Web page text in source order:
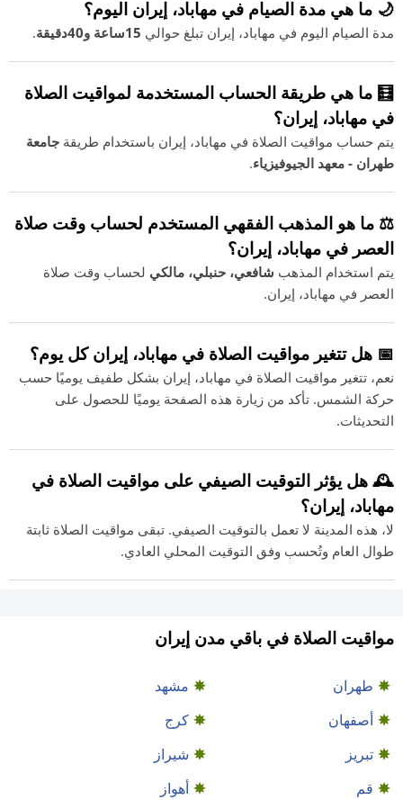
🌙 ما هي مدة الصيام في مهاباد، إيران اليوم؟
مدة الصيام اليوم في مهاباد، إيران تبلغ حوالي 15ساعة و40دقيقة .
🧮 ما هي طريقة الحساب المستخدمة لمواقيت الصلاة
في مهاباد، إيران؟
يتم حساب مواقيت الصلاة في مهاباد، إيران باستخدام طريقة جامعة
طهران - معهد الجيوفيزياء.
⚖️ ما هو المذهب الفقهي المستخدم لحساب وقت صلاة
العصر في مهاباد، إيران؟
يتم استخدام المذهب شافعي، حنبلي، مالكي لحساب وقت صلاة
العصر في مهاباد، إيران.
📅 هل تتغير مواقيت الصلاة في مهاباد، إيران كل يوم؟
نعم، تتغير مواقيت الصلاة في مهاباد، إيران بشكل طفيف يوميًا حسب
حركة الشمس. تأكد من زيارة هذه الصفحة يوميًا للحصول على
التحديثات.
🕰️ هل يؤثر التوقيت الصيفي على مواقيت الصلاة في
مهاباد، إيران؟
لا، هذه المدينة لا تعمل بالتوقيت الصيفي. تبقى مواقيت الصلاة ثابتة
طوال العام وتُحسب وفق التوقيت المحلي العادي.
مواقيت الصلاة في باقي مدن إيران
طهران
مشهد
أصفهان
كرج
تبريز
شيراز
قم
أهواز